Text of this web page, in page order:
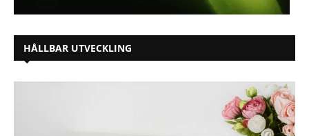
HÅLLBAR UTVECKLING